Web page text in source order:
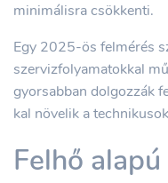
minimálisra csökkenti.
Egy 2025-ös felmérés
szervizfolyamatokkal
gyorsabban dolgozzák
kal növelik a
Felhő